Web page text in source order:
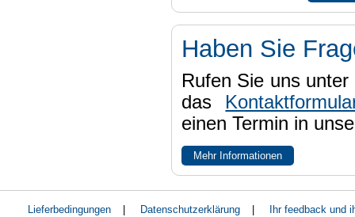
Haben Sie
Rufen Sie uns
das
einen Termin in
Mehr Informationen
Lieferbedingungen | Datenschutzerklärung |
Ihr feedback und